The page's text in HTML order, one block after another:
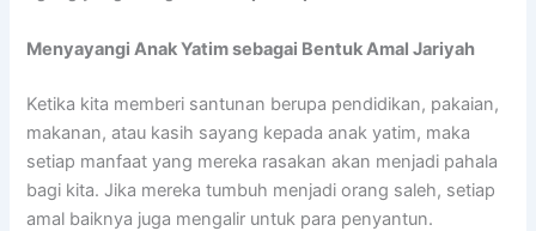
Menyayangi Anak Yatim sebagai Bentuk Amal Jariyah
Ketika kita memberi santunan berupa pendidikan, pakaian,
makanan, atau kasih sayang kepada anak yatim, maka
setiap manfaat yang mereka rasakan akan menjadi pahala
bagi kita. Jika mereka tumbuh menjadi orang saleh, setiap
amal baiknya juga mengalir untuk para penyantun.